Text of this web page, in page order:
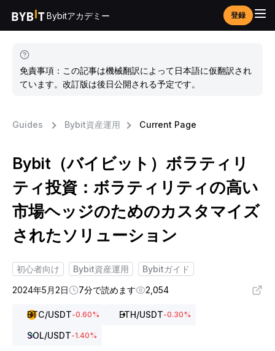
Bybitアカデミー 登録
免責事項：この記事は機械翻訳によって日本語に仮翻訳され
ています。改訂版は後日公開される予定です。
Guides Bybit資産運用 Current Page
Bybit（バイビット）ボラティリ
ティ投資：ボラティリティの高い
市場ヘッジのためのカスタマイズ
されたソリューション
初心者向け Bybit資産運用
Bybitガイド
2024年5月2日
7分で読めます 2,054
BTC/USDT-0.60% ETH/USDT-0.30%
SOL/USDT-1.40%